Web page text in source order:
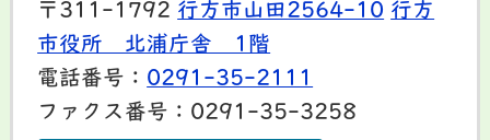
〒311-1792 行方市山田2564-10 行方
市役所 北浦庁舎 1階
電話番号： 0291-35-2111
ファクス番号：0291-35-3258